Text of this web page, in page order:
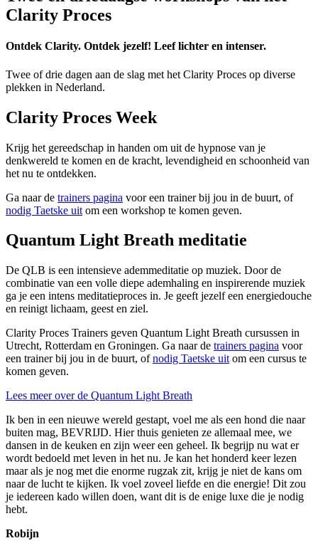
Clarity Proces
Ontdek Clarity. Ontdek jezelf! Leef lichter en intenser.
Twee of drie dagen aan de slag met het Clarity Proces op diverse
plekken in Nederland.
Clarity Proces Week
Krijg het gereedschap in handen om uit de hypnose van je
denkwereld te komen en de kracht, levendigheid en schoonheid van
het nu te ontdekken.
Ga naar de trainers pagina voor een trainer bij jou in de buurt, of
nodig Taetske uit om een workshop te komen geven.
Quantum Light Breath meditatie
De QLB is een intensieve ademmeditatie op muziek. Door de
combinatie van een volle diepe ademhaling en inspirerende muziek
ga je een intens meditatieproces in. Je geeft jezelf een energiedouche
en reinigt lichaam, geest en ziel.
Clarity Proces Trainers geven Quantum Light Breath cursussen in
Utrecht, Rotterdam en Groningen. Ga naar de trainers pagina voor
een trainer bij jou in de buurt, ofnodig Taetske uit om een cursus te
komen geven.
Lees meer over de Quantum Light Breath
Ik ben in een nieuwe wereld gestapt, voel me als een hond die naar
buiten mag, BEVRIJD. Hier thuis genieten ze allemaal mee, we
dansen in de keuken en zijn weer een geheel. Ik begrijp nu wat er
wordt bedoeld met leven in het nu. Je kan het honderd keer lezen
maar als je nog met die enorme rugzak zit, krijg je niet de kans om
naar de lucht te kijken. Ik voel zoveel liefde en die energie! Dit zou
je iedereen kado willen doen, want dit is de enige luxe die je nodig
hebt.
Robijn